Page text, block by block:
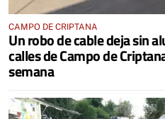
CAMPO DE CRIPTANA
Un robo de cable deja sin
calles de Campo de
semana